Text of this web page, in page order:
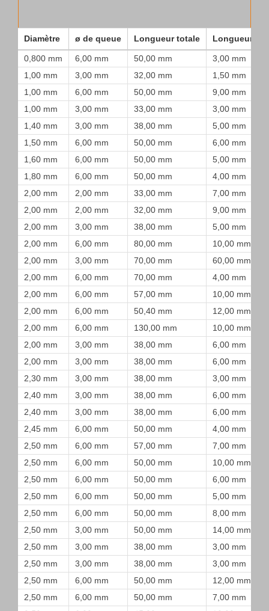
Diamètre ø de queue Longueur totale Longueur de
0,800 mm 6,00 mm 50,00 mm
3,00 mm
1,00 mm
3,00 mm 32,00 mm
1,50 mm
1,00 mm
6,00 mm 50,00 mm
9,00 mm
1,00 mm
3,00 mm 33,00 mm
3,00 mm
1,40 mm
3,00 mm 38,00 mm
5,00 mm
1,50 mm
6,00 mm 50,00 mm
6,00 mm
1,60 mm
6,00 mm 50,00 mm
5,00 mm
1,80 mm
6,00 mm 50,00 mm
4,00 mm
2,00 mm
2,00 mm 33,00 mm
7,00 mm
2,00 mm
2,00 mm 32,00 mm
9,00 mm
2,00 mm
3,00 mm 38,00 mm
5,00 mm
2,00 mm
6,00 mm 80,00 mm
10,00 mm
2,00 mm
3,00 mm 70,00 mm
60,00 mm
2,00 mm
6,00 mm 70,00 mm
4,00 mm
2,00 mm
6,00 mm 57,00 mm
10,00 mm
2,00 mm
6,00 mm 50,40 mm
12,00 mm
2,00 mm
6,00 mm 130,00 mm
10,00 mm
2,00 mm
3,00 mm 38,00 mm
6,00 mm
2,00 mm
3,00 mm 38,00 mm
6,00 mm
2,30 mm
3,00 mm 38,00 mm
3,00 mm
2,40 mm
3,00 mm 38,00 mm
6,00 mm
2,40 mm
3,00 mm 38,00 mm
6,00 mm
2,45 mm
6,00 mm 50,00 mm
4,00 mm
2,50 mm
6,00 mm 57,00 mm
7,00 mm
2,50 mm
6,00 mm 50,00 mm
10,00 mm
2,50 mm
6,00 mm 50,00 mm
6,00 mm
2,50 mm
6,00 mm 50,00 mm
5,00 mm
2,50 mm
6,00 mm 50,00 mm
8,00 mm
2,50 mm
3,00 mm 50,00 mm
14,00 mm
2,50 mm
3,00 mm 38,00 mm
3,00 mm
2,50 mm
3,00 mm 38,00 mm
3,00 mm
2,50 mm
6,00 mm 50,00 mm
12,00 mm
2,50 mm
6,00 mm 50,00 mm
7,00 mm